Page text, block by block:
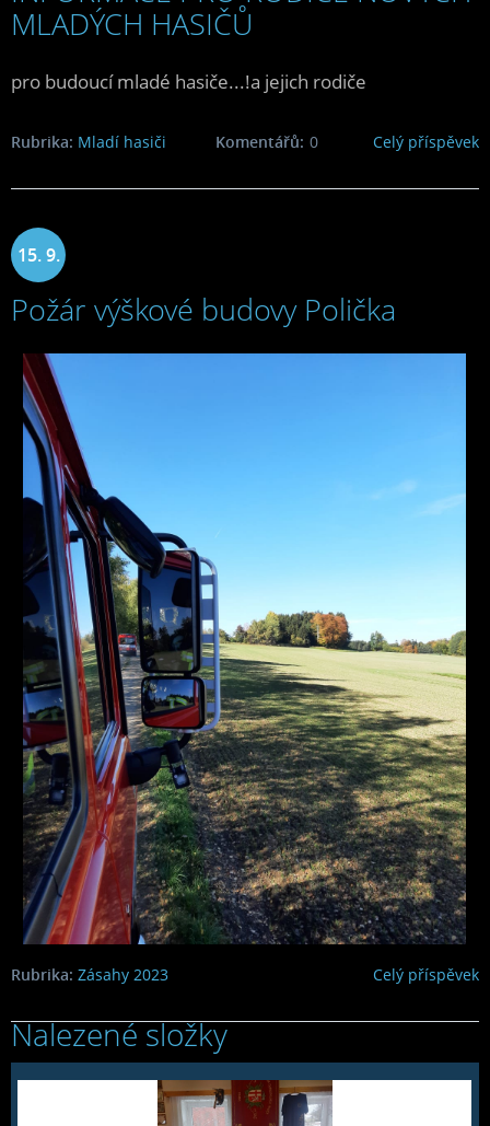
MLADÝCH HASIČŮ
pro budoucí mladé hasiče...!a jejich rodiče
Celý příspěvek
Rubrika: Mladí hasiči 0
Komentářů:
15. 9.
2023
Požár výškové budovy Polička
Celý příspěvek
Rubrika: Zásahy 2023
Nalezené složky